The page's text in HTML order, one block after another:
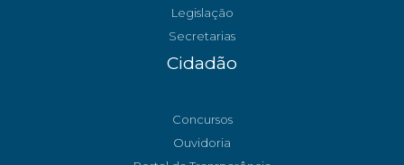
Legislação
Secretarias
Cidadão
Concursos
Ouvidoria